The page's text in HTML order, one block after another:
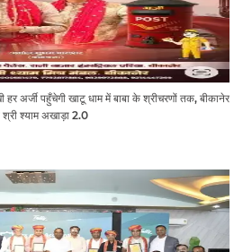
अर्जी पहुँचेगी खाटू धाम में बाबा के श्रीचरणों तक, बीकानेर
श्री श्याम अखाड़ा 2.0